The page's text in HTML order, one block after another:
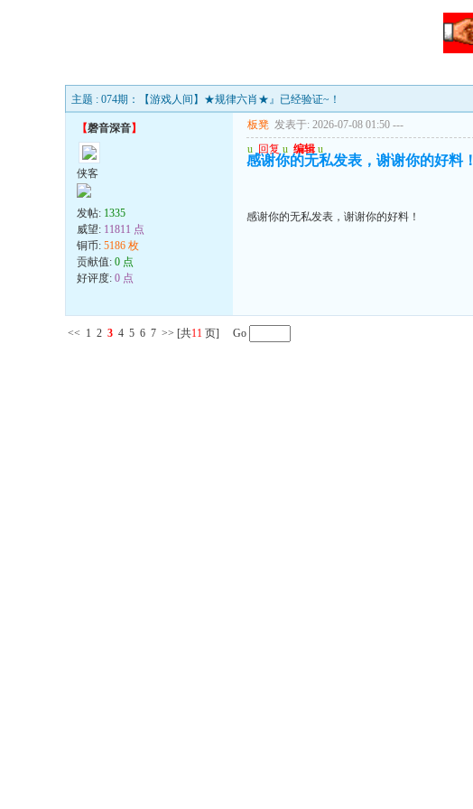
主题 : 074期：【游戏人间】★规律六肖★』已经验证~！
【磬音深音】
侠客
发帖: 1335
威望: 11811 点
铜币: 5186 枚
贡献值: 0 点
好评度: 0 点
板凳 发表于: 2026-07-08 01:50 ---
u 回复 u 编辑 u
感谢你的无私发表，谢谢你的好料！
感谢你的无私发表，谢谢你的好料！
<< 1 2 3 4 5 6 7 >> [共11 页] Go